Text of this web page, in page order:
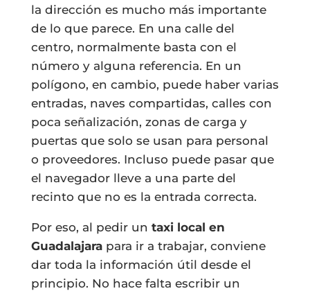
la dirección es mucho más importante
de lo que parece. En una calle del
centro, normalmente basta con el
número y alguna referencia. En un
polígono, en cambio, puede haber varias
entradas, naves compartidas, calles con
poca señalización, zonas de carga y
puertas que solo se usan para personal
o proveedores. Incluso puede pasar que
el navegador lleve a una parte del
recinto que no es la entrada correcta.
Por eso, al pedir un taxi local en
Guadalajarapara ir a trabajar, conviene
dar toda la información útil desde el
principio. No hace falta escribir un